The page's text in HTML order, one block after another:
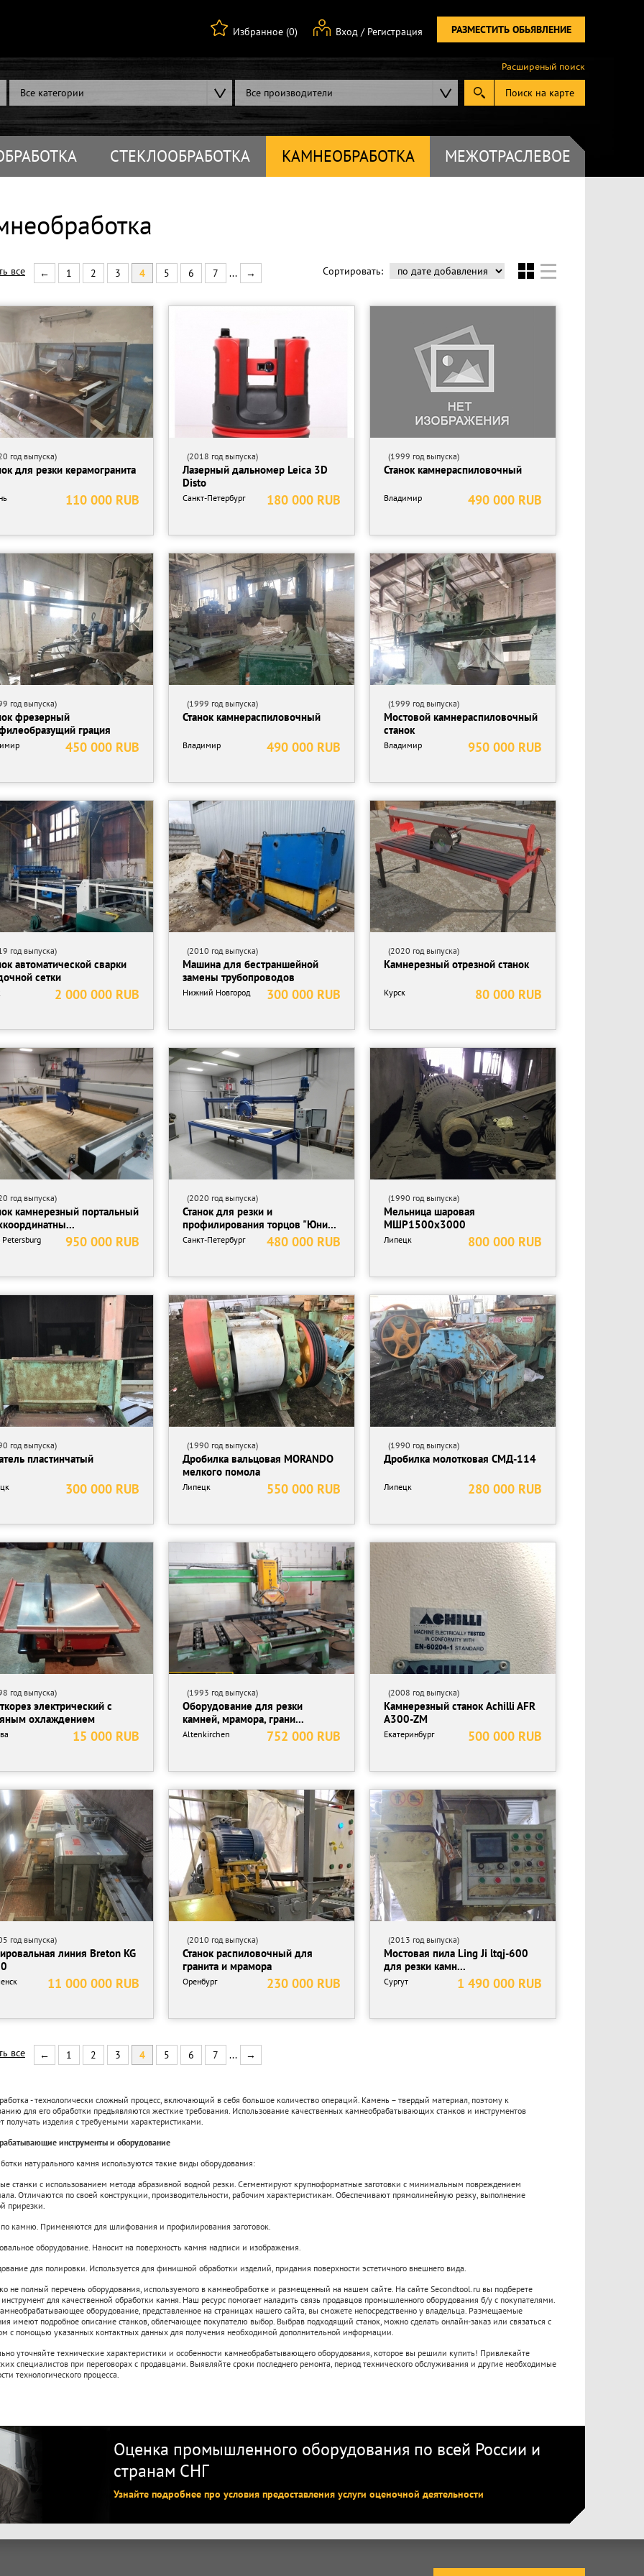
РАЗМЕСТИТЬ ОБЬЯВЛЕНИЕ
Вход / Регистрация
Избранное (0)
Все категории Все производители Поиск на карте
Расширеный поиск
СТЕКЛООБРАБОТКА КАМНЕОБРАБОТКА МЕЖОТРАСЛЕВОЕ
все ← 1 2 3 4 5 6 7 ... → Сортировать:
год выпуска)
для резки керамогранита
110 000 RUB
(2018 год выпуска)
Лазерный дальномер Leica 3D
Disto
180 000 RUB
Санкт-Петербург
(1999 год выпуска)
Станок камнераспиловочный
490 000 RUB
Владимир
год выпуска)
фрезерный
грация
450 000 RUB
(1999 год выпуска)
Станок камнераспиловочный
490 000 RUB
Владимир
(1999 год выпуска)
Мостовой камнераспиловочный
станок
950 000 RUB
Владимир
год выпуска)
автоматической сварки
сетки
2 000 000 RUB
(2010 год выпуска)
Машина для бестраншейной
замены трубопроводов
300 000 RUB
Нижний Новгород
(2020 год выпуска)
Камнерезный отрезной станок
80 000 RUB
Курск
год выпуска)
камнерезный портальный
950 000 RUB
(2020 год выпуска)
Станок для резки и
профилирования торцов "Юни...
480 000 RUB
Санкт-Петербург
(1990 год выпуска)
Мельница шаровая
МШР1500х3000
800 000 RUB
Липецк
год выпуска)
пластинчатый
300 000 RUB
(1990 год выпуска)
Дробилка вальцовая MORANDO
мелкого помола
550 000 RUB
Липецк
(1990 год выпуска)
Дробилка молотковая СМД-114
280 000 RUB
Липецк
год выпуска)
электрический с
охлаждением
15 000 RUB
(1993 год выпуска)
Оборудование для резки
камней, мрамора, грани...
752 000 RUB
Altenkirchen
(2008 год выпуска)
Камнерезный станок Achilli AFR
A300-ZM
500 000 RUB
Екатеринбург
год выпуска)
линия Breton KG
11 000 000 RUB
(2010 год выпуска)
Станок распиловочный для
гранита и мрамора
230 000 RUB
Оренбург
(2013 год выпуска)
Мостовая пила Ling Ji ltqj-600
для резки камн...
1 490 000 RUB
Сургут
все ← 1 2 3 4 5 6 7 ... →
- технологически сложный процесс, включающий в себя большое количество операций. Камень – твердый материал, поэтому к
для его обработки предъявляются жесткие требования. Использование качественных камнеобрабатывающих станков и инструментов
получать изделия с требуемыми характеристиками.
инструменты и оборудование
натурального камня используются такие виды оборудования:
станки с использованием метода абразивной водной резки. Сегментируют крупноформатные заготовки с минимальным повреждением
Отличаются по своей конструкции, производительности, рабочим характеристикам. Обеспечивают прямолинейную резку, выполнение
прирезки.
камню. Применяются для шлифования и профилирования заготовок.
оборудование. Наносит на поверхность камня надписи и изображения.
для полировки. Используется для финишной обработки изделий, придания поверхности эстетичного внешнего вида.
не полный перечень оборудования, используемого в камнеобработке и размещенный на нашем сайте. На сайте Secondtool.ru вы подберете
для качественной обработки камня. Наш ресурс помогает наладить связь продавцов промышленного оборудования б/у с покупателями.
оборудование, представленное на страницах нашего сайта, вы сможете непосредственно у владельца. Размещаемые
имеют подробное описание станков, облегчающее покупателю выбор. Выбрав подходящий станок, можно сделать онлайн-заказ или связаться с
с помощью указанных контактных данных для получения необходимой дополнительной информации.
уточняйте технические характеристики и особенности камнеобрабатывающего оборудования, которое вы решили купить! Привлекайте
специалистов при переговорах с продавцами. Выявляйте сроки последнего ремонта, период технического обслуживания и другие необходимые
технологического процесса.
Оценка промышленного оборудования по всей России и
странам СНГ
Узнайте подробнее про условия предоставления услуги оценочной деятельности